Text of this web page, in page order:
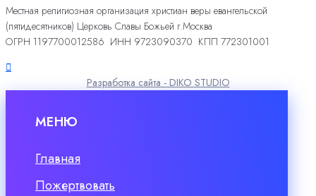
Местная религиозная организация христиан веры евангельской
(пятидесятников) Церковь Славы Божьей г.Москва
ОГРН 1197700012586 ИНН 9723090370 КПП 772301001
Разработка сайта - DIKO STUDIO
МЕНЮ
Главная
Пожертвовать